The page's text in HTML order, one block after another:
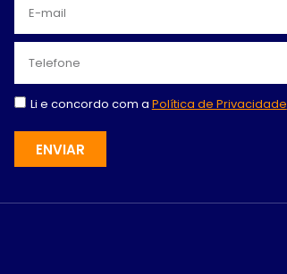
Li e concordo com a Política de Privacidade
ENVIAR